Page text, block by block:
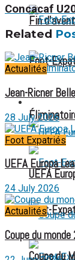
Fin
Foot-
Foot-
UEFA
Coupe du
Concacaf
Related
Actualités
Jean-Ricner
28 July 2026
Foot Expatriés
UEFA Europa
24 July 2026
Actualités
Coupe du